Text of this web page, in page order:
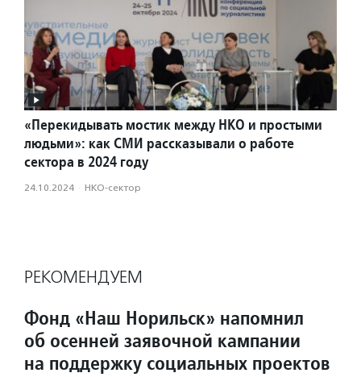
«Перекидывать мостик между НКО и простыми
людьми»: как СМИ рассказывали о работе
сектора в 2024 году
24.10.2024 · НКО-сектор
РЕКОМЕНДУЕМ
Фонд «Наш Норильск» напомнил
об осенней заявочной кампании
на поддержку социальных проектов